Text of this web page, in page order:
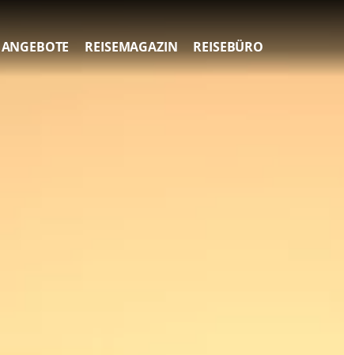
ANGEBOTE REISEMAGAZIN REISEBÜRO